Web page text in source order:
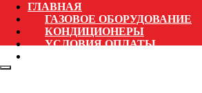
ГЛАВНАЯ
ГАЗОВОЕ ОБОРУДОВАНИЕ
КОНДИЦИОНЕРЫ
УСЛОВИЯ ОПЛАТЫ